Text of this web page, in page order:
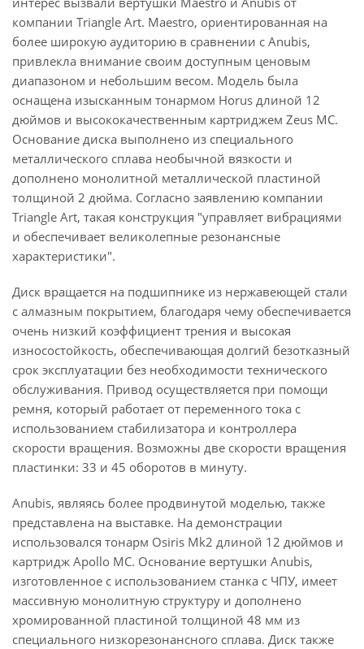
компании Triangle Art. Maestro, ориентированная на
более широкую аудиторию в сравнении с Anubis,
привлекла внимание своим доступным ценовым
диапазоном и небольшим весом. Модель была
оснащена изысканным тонармом Horus длиной 12
дюймов и высококачественным картриджем Zeus MC.
Основание диска выполнено из специального
металлического сплава необычной вязкости и
дополнено монолитной металлической пластиной
толщиной 2 дюйма. Согласно заявлению компании
Triangle Art, такая конструкция "управляет вибрациями
и обеспечивает великолепные резонансные
характеристики".
Диск вращается на подшипнике из нержавеющей стали
с алмазным покрытием, благодаря чему обеспечивается
очень низкий коэффициент трения и высокая
износостойкость, обеспечивающая долгий безотказный
срок эксплуатации без необходимости технического
обслуживания. Привод осуществляется при помощи
ремня, который работает от переменного тока с
использованием стабилизатора и контроллера
скорости вращения. Возможны две скорости вращения
пластинки: 33 и 45 оборотов в минуту.
Anubis, являясь более продвинутой моделью, также
представлена на выставке. На демонстрации
использовался тонарм Osiris Mk2 длиной 12 дюймов и
картридж Apollo MC. Основание вертушки Anubis,
изготовленное с использованием станка с ЧПУ, имеет
массивную монолитную структуру и дополнено
хромированной пластиной толщиной 48 мм из
специального низкорезонансного сплава. Диск также